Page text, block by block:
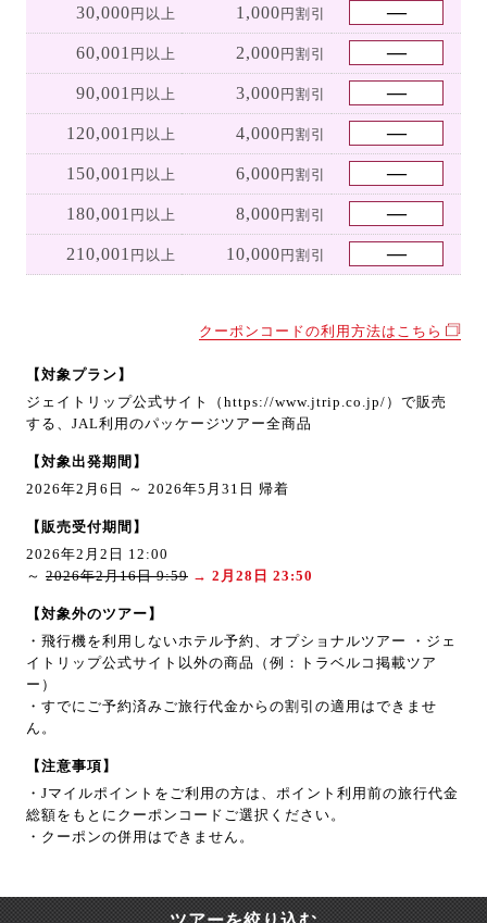
30,000 円以上 1,000 円割引
60,001 円以上 2,000 円割引
90,001 円以上 3,000 円割引
120,001 円以上 4,000 円割引
150,001 円以上 6,000 円割引
180,001 円以上 8,000 円割引
210,001 円以上 10,000 円割引
クーポンコードの利用方法はこちら
【対象プラン】
ジェイトリップ公式サイト（https://www.jtrip.co.jp/）で販売
する、JAL利用のパッケージツアー全商品
【対象出発期間】
2026年2月6日 ～ 2026年5月31日 帰着
【販売受付期間】
2026年2月2日 12:00
～ 2026年2月16日 9:59 → 2月28日 23:50
【対象外のツアー】
・飛行機を利用しないホテル予約、オプショナルツアー ・ジェ
イトリップ公式サイト以外の商品（例：トラベルコ掲載ツア
ー）
・すでにご予約済みご旅行代金からの割引の適用はできませ
ん。
【注意事項】
・Jマイルポイントをご利用の方は、ポイント利用前の旅行代金
総額をもとにクーポンコードご選択ください。
・クーポンの併用はできません。